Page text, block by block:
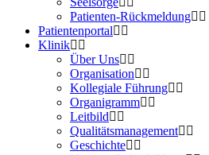
Patienten-Rückmeldung
Patientenportal
Klinik
Über Uns
Organisation
Kollegiale Führung
Organigramm
Leitbild
Qualitätsmanagement
Geschichte